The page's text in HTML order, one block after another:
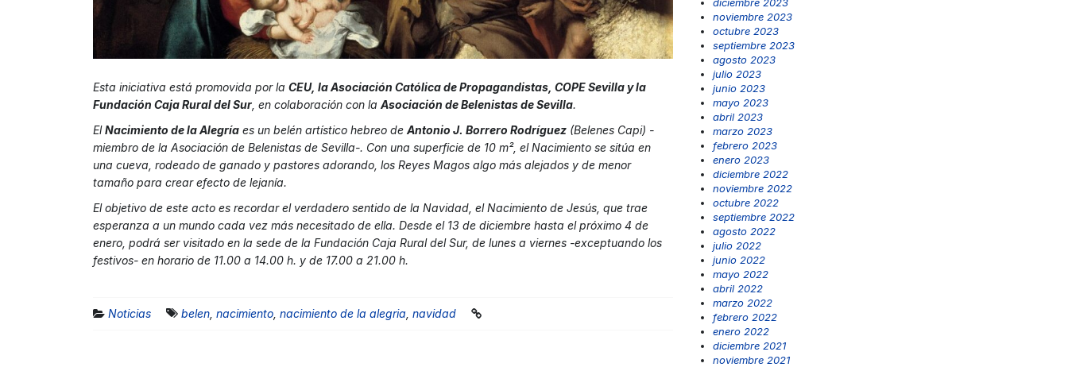
Esta iniciativa está promovida por la CEU, la Asociación Católica de Propagandistas, COPE Sevilla y la
Fundación Caja Rural del Sur , en colaboración con la Asociación de Belenistas de Sevilla.
ElNacimiento de la Alegría es un belén artístico hebreo de Antonio J. Borrero Rodríguez (Belenes Capi) -
miembro de la Asociación de Belenistas de Sevilla-. Con una superficie de 10 m², el Nacimiento se sitúa en
una cueva, rodeado de ganado y pastores adorando, los Reyes Magos algo más alejados y de menor
tamaño para crear efecto de lejanía.
El objetivo de este acto es recordar el verdadero sentido de la Navidad, el Nacimiento de Jesús, que trae
esperanza a un mundo cada vez más necesitado de ella. Desde el 13 de diciembre hasta el próximo 4 de
enero, podrá ser visitado en la sede de la Fundación Caja Rural del Sur, de lunes a viernes -exceptuando los
festivos- en horario de 11.00 a 14.00 h. y de 17.00 a 21.00 h.
Noticias belen nacimiento nacimiento de la alegria navidad
noviembre 2023
octubre 2023
septiembre 2023
agosto 2023
julio 2023
junio 2023
mayo 2023
abril 2023
marzo 2023
febrero 2023
enero 2023
diciembre 2022
noviembre 2022
octubre 2022
septiembre 2022
agosto 2022
julio 2022
junio 2022
mayo 2022
abril 2022
marzo 2022
febrero 2022
enero 2022
diciembre 2021
noviembre 2021